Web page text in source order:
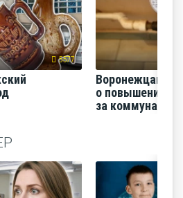
5577
Воронежцам
о повышении
за